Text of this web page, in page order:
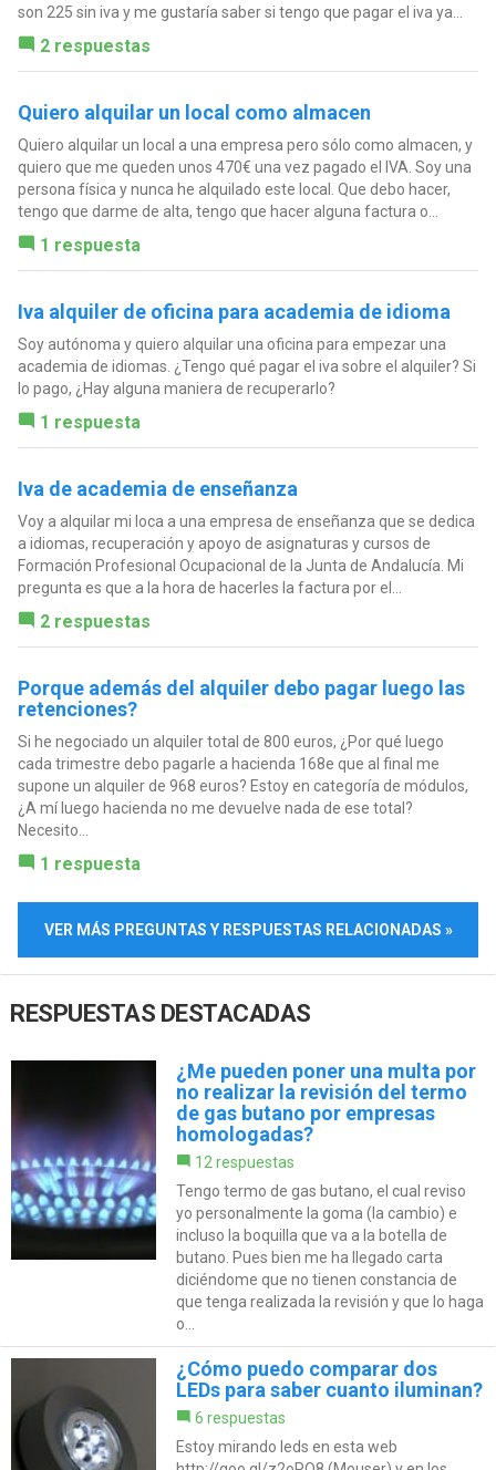
son 225 sin iva y me gustaría saber si tengo que pagar el iva ya...
2 respuestas
Quiero alquilar un local como almacen
Quiero alquilar un local a una empresa pero sólo como almacen, y
quiero que me queden unos 470€ una vez pagado el IVA. Soy una
persona física y nunca he alquilado este local. Que debo hacer,
tengo que darme de alta, tengo que hacer alguna factura o...
1 respuesta
Iva alquiler de oficina para academia de idioma
Soy autónoma y quiero alquilar una oficina para empezar una
academia de idiomas. ¿Tengo qué pagar el iva sobre el alquiler? Si
lo pago, ¿Hay alguna maniera de recuperarlo?
1 respuesta
Iva de academia de enseñanza
Voy a alquilar mi loca a una empresa de enseñanza que se dedica
a idiomas, recuperación y apoyo de asignaturas y cursos de
Formación Profesional Ocupacional de la Junta de Andalucía. Mi
pregunta es que a la hora de hacerles la factura por el...
2 respuestas
Porque además del alquiler debo pagar luego las
retenciones?
Si he negociado un alquiler total de 800 euros, ¿Por qué luego
cada trimestre debo pagarle a hacienda 168e que al final me
supone un alquiler de 968 euros? Estoy en categoría de módulos,
¿A mí luego hacienda no me devuelve nada de ese total?
Necesito...
1 respuesta
VER MÁS PREGUNTAS Y RESPUESTAS RELACIONADAS »
RESPUESTAS DESTACADAS
¿Me pueden poner una multa por
no realizar la revisión del termo
de gas butano por empresas
homologadas?
12 respuestas
Tengo termo de gas butano, el cual reviso
yo personalmente la goma (la cambio) e
incluso la boquilla que va a la botella de
butano. Pues bien me ha llegado carta
diciéndome que no tienen constancia de
que tenga realizada la revisión y que lo haga
o...
¿Cómo puedo comparar dos
LEDs para saber cuanto iluminan?
6 respuestas
Estoy mirando leds en esta web